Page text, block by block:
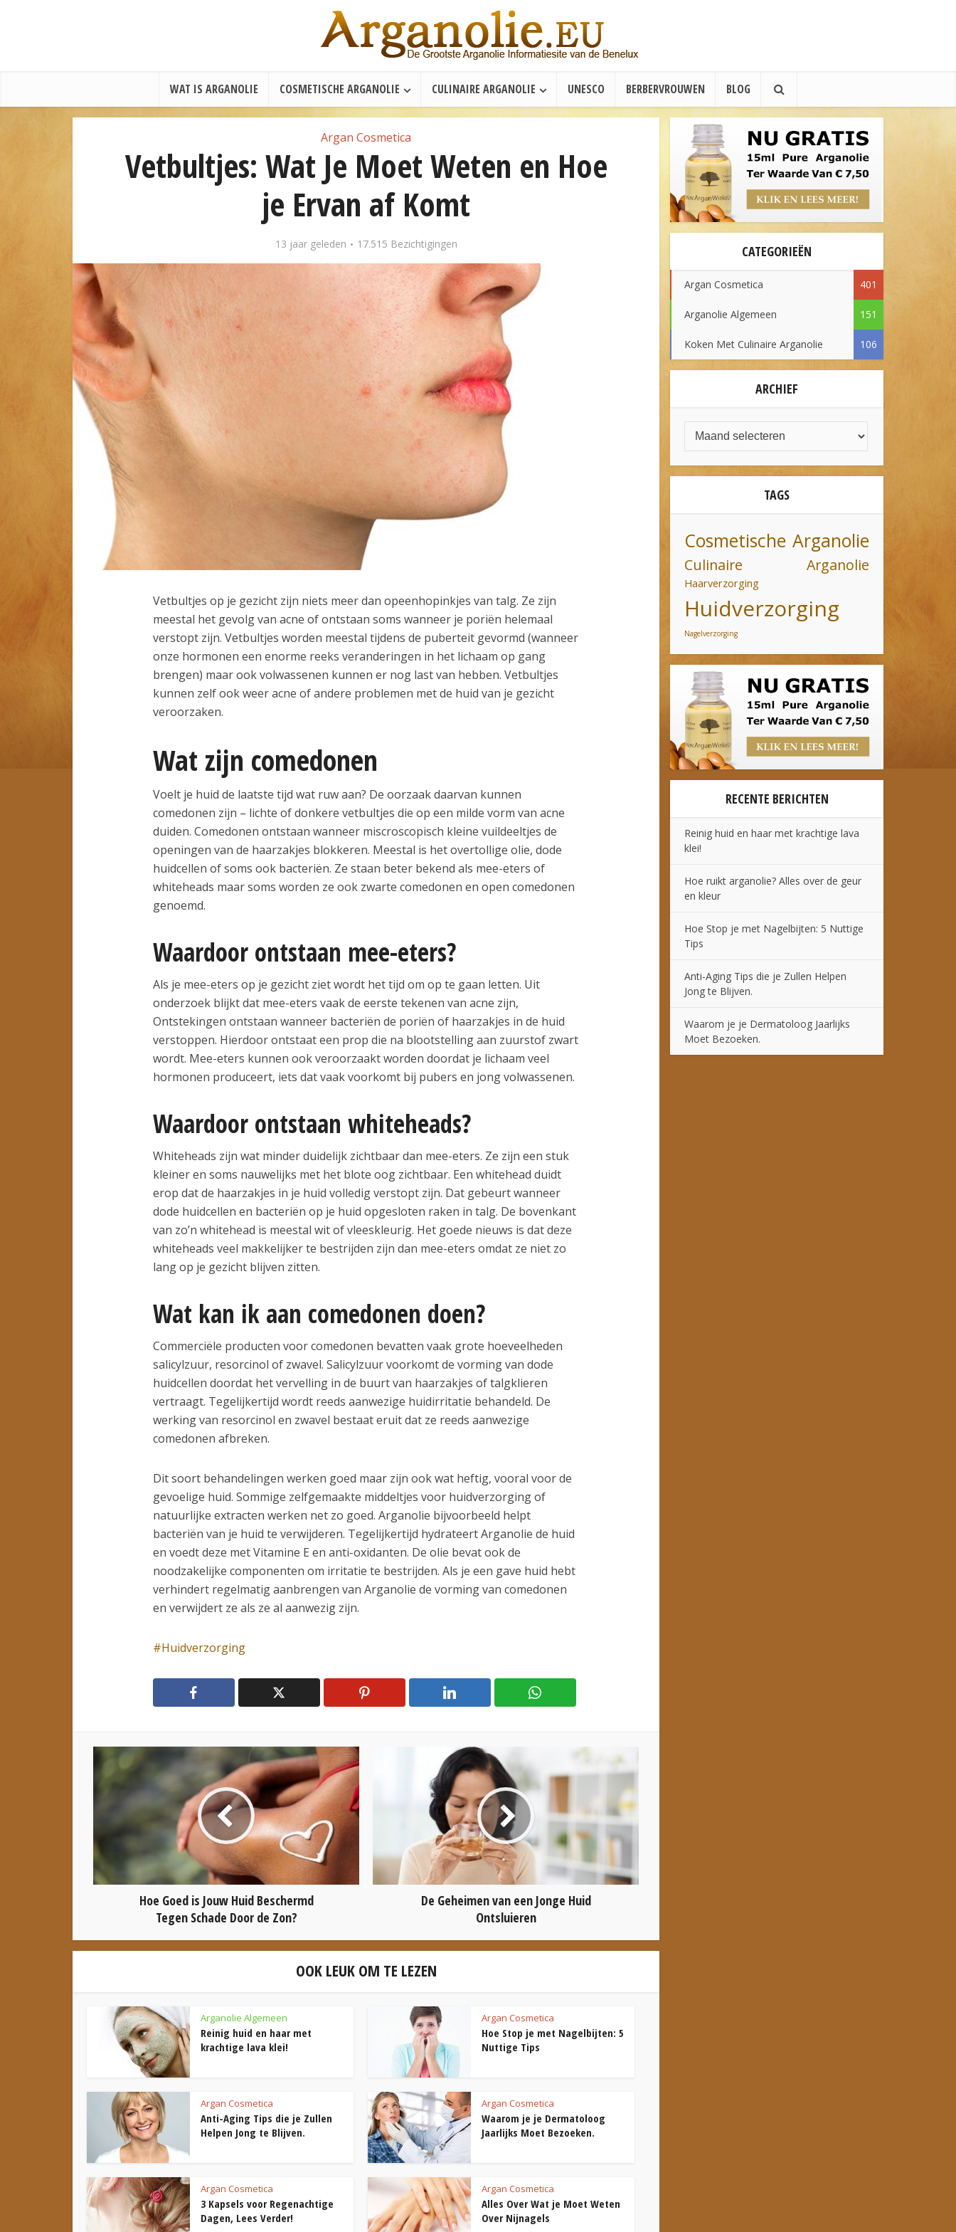
WAT IS ARGANOLIE COSMETISCHE ARGANOLIE CULINAIRE ARGANOLIE UNESCO BERBERVROUWEN BLOG
Argan Cosmetica
Vetbultjes: Wat Je Moet Weten en Hoe
je Ervan af Komt
13 jaar geleden 17.515 Bezichtigingen
Vetbultjes op je gezicht zijn niets meer dan opeenhopinkjes van talg. Ze zijn
meestal het gevolg van acne of ontstaan soms wanneer je poriën helemaal
verstopt zijn. Vetbultjes worden meestal tijdens de puberteit gevormd (wanneer
onze hormonen een enorme reeks veranderingen in het lichaam op gang
brengen) maar ook volwassenen kunnen er nog last van hebben. Vetbultjes
kunnen zelf ook weer acne of andere problemen met de huid van je gezicht
veroorzaken.
Wat zijn comedonen
Voelt je huid de laatste tijd wat ruw aan? De oorzaak daarvan kunnen
comedonen zijn – lichte of donkere vetbultjes die op een milde vorm van acne
duiden. Comedonen ontstaan wanneer miscroscopisch kleine vuildeeltjes de
openingen van de haarzakjes blokkeren. Meestal is het overtollige olie, dode
huidcellen of soms ook bacteriën. Ze staan beter bekend als mee-eters of
whiteheads maar soms worden ze ook zwarte comedonen en open comedonen
genoemd.
Waardoor ontstaan mee-eters?
Als je mee-eters op je gezicht ziet wordt het tijd om op te gaan letten. Uit
onderzoek blijkt dat mee-eters vaak de eerste tekenen van acne zijn,
Ontstekingen ontstaan wanneer bacteriën de poriën of haarzakjes in de huid
verstoppen. Hierdoor ontstaat een prop die na blootstelling aan zuurstof zwart
wordt. Mee-eters kunnen ook veroorzaakt worden doordat je lichaam veel
hormonen produceert, iets dat vaak voorkomt bij pubers en jong volwassenen.
Waardoor ontstaan whiteheads?
Whiteheads zijn wat minder duidelijk zichtbaar dan mee-eters. Ze zijn een stuk
kleiner en soms nauwelijks met het blote oog zichtbaar. Een whitehead duidt
erop dat de haarzakjes in je huid volledig verstopt zijn. Dat gebeurt wanneer
dode huidcellen en bacteriën op je huid opgesloten raken in talg. De bovenkant
van zo’n whitehead is meestal wit of vleeskleurig. Het goede nieuws is dat deze
whiteheads veel makkelijker te bestrijden zijn dan mee-eters omdat ze niet zo
lang op je gezicht blijven zitten.
Wat kan ik aan comedonen doen?
Commerciële producten voor comedonen bevatten vaak grote hoeveelheden
salicylzuur, resorcinol of zwavel. Salicylzuur voorkomt de vorming van dode
huidcellen doordat het vervelling in de buurt van haarzakjes of talgklieren
vertraagt. Tegelijkertijd wordt reeds aanwezige huidirritatie behandeld. De
werking van resorcinol en zwavel bestaat eruit dat ze reeds aanwezige
comedonen afbreken.
Dit soort behandelingen werken goed maar zijn ook wat heftig, vooral voor de
gevoelige huid. Sommige zelfgemaakte middeltjes voor huidverzorging of
natuurlijke extracten werken net zo goed. Arganolie bijvoorbeeld helpt
bacteriën van je huid te verwijderen. Tegelijkertijd hydrateert Arganolie de huid
en voedt deze met Vitamine E en anti-oxidanten. De olie bevat ook de
noodzakelijke componenten om irritatie te bestrijden. Als je een gave huid hebt
verhindert regelmatig aanbrengen van Arganolie de vorming van comedonen
en verwijdert ze als ze al aanwezig zijn.
Huidverzorging
Hoe Goed is Jouw Huid Beschermd
Tegen Schade Door de Zon?
De Geheimen van een Jonge Huid
Ontsluieren
OOK LEUK OM TE LEZEN
Arganolie Algemeen
Reinig huid en haar met
krachtige lava klei!
Argan Cosmetica
Hoe Stop je met Nagelbijten: 5
Nuttige Tips
Argan Cosmetica
Anti-Aging Tips die je Zullen
Helpen Jong te Blijven.
Argan Cosmetica
Waarom je je Dermatoloog
Jaarlijks Moet Bezoeken.
Argan Cosmetica
3 Kapsels voor Regenachtige
Dagen, Lees Verder!
Argan Cosmetica
Alles Over Wat je Moet Weten
Over Nijnagels
CATEGORIEËN
Argan Cosmetica 401
Arganolie Algemeen 151
Koken Met Culinaire Arganolie 106
ARCHIEF
TAGS
Cosmetische Arganolie
Culinaire Arganolie
Haarverzorging
Huidverzorging
Nagelverzorging
RECENTE BERICHTEN
Reinig huid en haar met krachtige lava
klei!
Hoe ruikt arganolie? Alles over de geur
en kleur
Hoe Stop je met Nagelbijten: 5 Nuttige
Tips
Anti-Aging Tips die je Zullen Helpen
Jong te Blijven.
Waarom je je Dermatoloog Jaarlijks
Moet Bezoeken.